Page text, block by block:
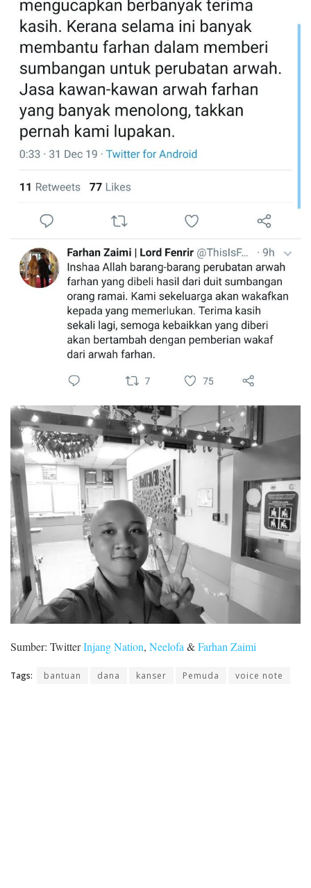
Sumber: TwitterInjang Nation, Neelofa &Farhan Zaimi
Tags: bantuan dana kanser Pemuda voice note